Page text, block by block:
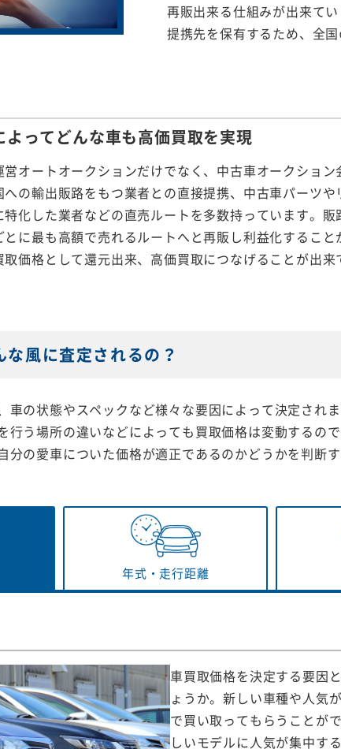
再販出来る仕組みが出来て
提携先を保有するため、全
よってどんな車も高価買取を実現
オートオークションだけでなく、中古車オークション
の輸出販路をもつ業者との直接提携、中古車パーツや
化した業者などの直売ルートを多数持っています。販
に最も高額で売れるルートへと再販し利益化すること
価格として還元出来、高価買取につなげることが出来
風に査定されるの？
車の状態やスペックなど様々な要因によって決定され
行う場所の違いなどによっても買取価格は変動するの
分の愛車についた価格が適正であるのかどうかを判断
年式・ 走行距離
車買取価格を決定する要因
ょうか。新しい車種や人気
で買い取ってもらうことが
しいモデルに人気が集中す